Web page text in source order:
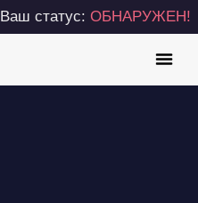
Ваш статус: ОБНАРУЖЕН!